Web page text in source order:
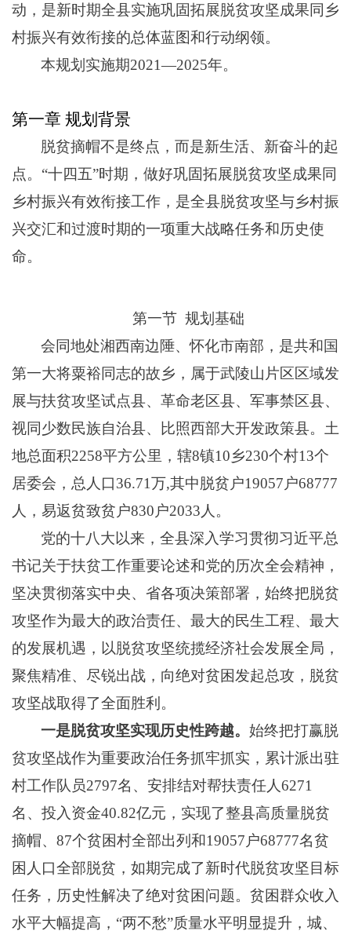
动，是新时期全县实施巩固拓展脱贫攻坚成果同乡
村振兴有效衔接的总体蓝图和行动纲领。
本规划 实施期2021—2025年。
第一章 规划 背景
脱贫摘帽不是终点，而是新生活、新奋斗的起
点。 “十四五”时期 ，做好巩固拓展脱贫攻坚成果同
乡村振兴有效衔接工作， 是全县脱贫攻坚与乡村振
兴交汇和过渡时期的一项重大战略任务和历史使
命。
第一节 规划基础
会同地处湘西南边陲、怀化市南部，是共和国
第一大将粟裕同志的故乡，属于武陵山片区区域发
展与扶贫攻坚试点县、革命老区县、军事禁区县、
视同少数民族自治县、比照西部大开发政策县。土
地总面积2258平方公里，辖8镇10乡230个村13个
居委会，总人口36.71万,其中脱贫户19057户68777
人，易返贫致贫户830户2033人。
党的十八大以来，全县深入学习贯彻习近平总
书记关于扶贫工作重要论述和党的历次全会精神，
坚决贯彻落实中央、省各项决策部署，始终把脱贫
攻坚作为最大的政治责任、最大的民生工程、最大
的发展机遇，以脱贫攻坚统揽经济社会发展全局，
聚焦精准、尽锐出战，向绝对贫困发起总攻，脱贫
攻坚战取得了全面胜利。
一是脱贫攻坚实现历史性跨越。始终把打赢脱
贫攻坚战作为重要政治任务抓牢抓实，累计派出驻
村工作队员2797名、安排结对帮扶责任人6271
名、投入资金40.82亿元，实现了整县高质量脱贫
摘帽、87个贫困村全部出列和19057 户68777名贫
困人口全部脱贫，如期完成了新时代脱贫攻坚目标
任务，历史性解决了绝对贫困问题。贫困群众收入
水平大幅提高， “两不愁”质量水平明显提升，城、